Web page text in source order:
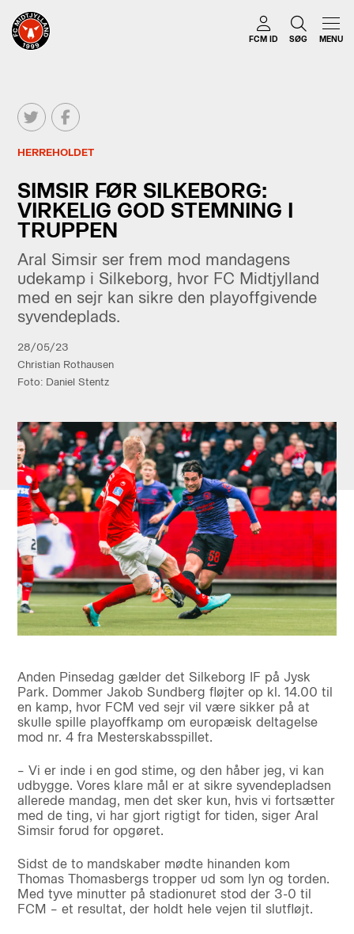
FCM ID SØG MENU
HERREHOLDET
SIMSIR FØR SILKEBORG:
VIRKELIG GOD STEMNING I
TRUPPEN
Aral Simsir ser frem mod mandagens
udekamp i Silkeborg, hvor FC Midtjylland
med en sejr kan sikre den playoffgivende
syvendeplads.
28/05/23
Christian Rothausen
Foto: Daniel Stentz
Anden Pinsedag gælder det Silkeborg IF på Jysk
Park. Dommer Jakob Sundberg fløjter op kl. 14.00 til
en kamp, hvor FCM ved sejr vil være sikker på at
skulle spille playoffkamp om europæisk deltagelse
mod nr. 4 fra Mesterskabsspillet.
– Vi er inde i en god stime, og den håber jeg, vi kan
udbygge. Vores klare mål er at sikre syvendepladsen
allerede mandag, men det sker kun, hvis vi fortsætter
med de ting, vi har gjort rigtigt for tiden, siger Aral
Simsir forud for opgøret.
Sidst de to mandskaber mødte hinanden kom
Thomas Thomasbergs tropper ud som lyn og torden.
Med tyve minutter på stadionuret stod der 3-0 til
FCM – et resultat, der holdt hele vejen til slutfløjt.